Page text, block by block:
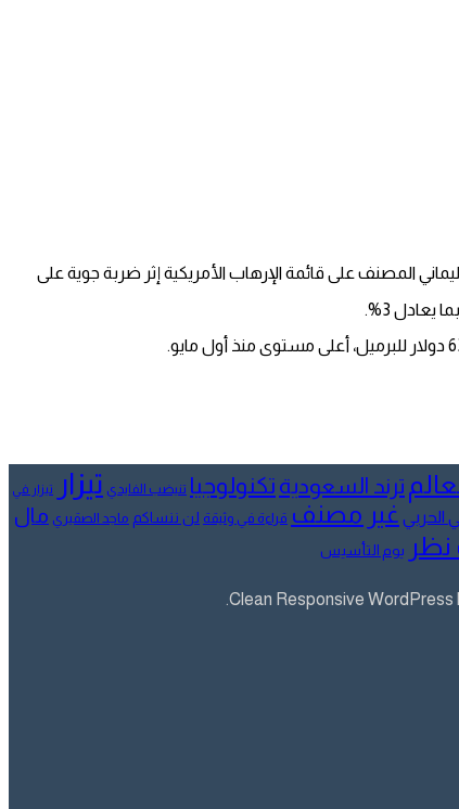
البنتاجون مقتل قاسم سليماني المصنف على قائمة الإرهاب الأمريكية إثر ضربة جوية على
ترند السعودية تكنولوجيا تنيضب الفايدي تيزار تيزار في
الحربي غير مصنف قراءة في وثيقة لن ننساكم ماجد الصقيري مال
يوم التأسيس
Clean Responsive